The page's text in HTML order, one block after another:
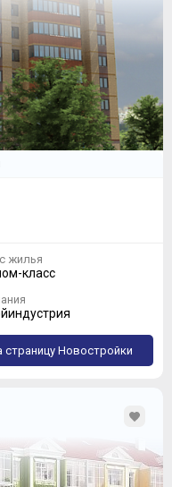
жилья
класс
страницу Новостройки